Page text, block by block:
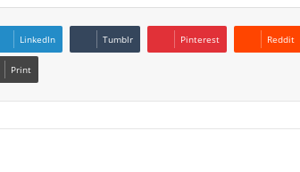
LinkedIn Tumblr Pinterest Reddit
Print